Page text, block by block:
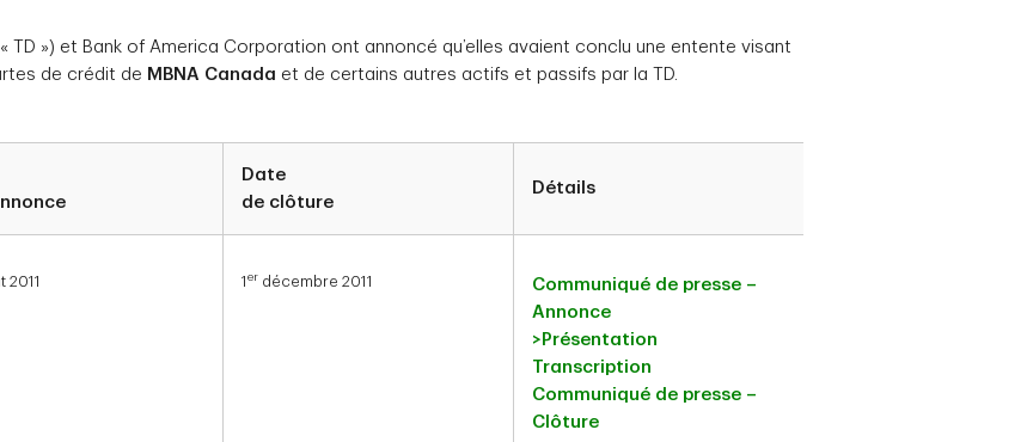
TD ») et Bank of America Corporation ont annoncé qu’elles avaient conclu une entente visant
de crédit de MBNA Canada et de certains autres actifs et passifs par la TD.
Date
de clôture
Détails
2011 1 er décembre 2011
Communiqué de presse –
Annonce
>Présentation
Transcription
Communiqué de presse –
Clôture